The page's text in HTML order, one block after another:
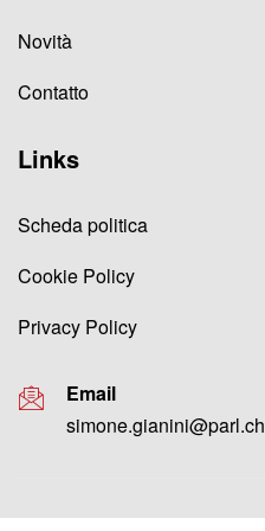
Novità
Contatto
Links
Scheda politica
Cookie Policy
Privacy Policy
Email
simone.gianini@parl.ch